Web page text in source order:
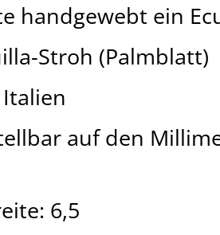
handgewebt ein
Stroh (Palmblatt)
auf den
6,5